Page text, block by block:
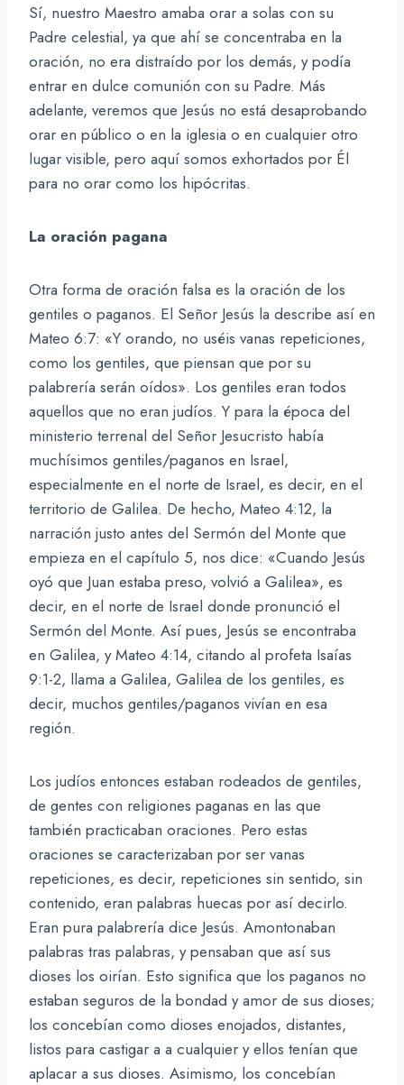
Sí, nuestro Maestro amaba orar a solas con su
Padre celestial, ya que ahí se concentraba en la
oración, no era distraído por los demás, y podía
entrar en dulce comunión con su Padre. Más
adelante, veremos que Jesús no está desaprobando
orar en público o en la iglesia o en cualquier otro
lugar visible, pero aquí somos exhortados por Él
para no orar como los hipócritas.
La oración pagana
Otra forma de oración falsa es la oración de los
gentiles o paganos. El Señor Jesús la describe así en
Mateo 6:7: «Y orando, no uséis vanas repeticiones,
como los gentiles, que piensan que por su
palabrería serán oídos». Los gentiles eran todos
aquellos que no eran judíos. Y para la época del
ministerio terrenal del Señor Jesucristo había
muchísimos gentiles/paganos en Israel,
especialmente en el norte de Israel, es decir, en el
territorio de Galilea. De hecho, Mateo 4:12, la
narración justo antes del Sermón del Monte que
empieza en el capítulo 5, nos dice: «Cuando Jesús
oyó que Juan estaba preso, volvió a Galilea», es
decir, en el norte de Israel donde pronunció el
Sermón del Monte. Así pues, Jesús se encontraba
en Galilea, y Mateo 4:14, citando al profeta Isaías
9:1-2, llama a Galilea, Galilea de los gentiles, es
decir, muchos gentiles/paganos vivían en esa
región.
Los judíos entonces estaban rodeados de gentiles,
de gentes con religiones paganas en las que
también practicaban oraciones. Pero estas
oraciones se caracterizaban por ser vanas
repeticiones, es decir, repeticiones sin sentido, sin
contenido, eran palabras huecas por así decirlo.
Eran pura palabrería dice Jesús. Amontonaban
palabras tras palabras, y pensaban que así sus
dioses los oirían. Esto significa que los paganos no
estaban seguros de la bondad y amor de sus dioses;
los concebían como dioses enojados, distantes,
listos para castigar a a cualquier y ellos tenían que
aplacar a sus dioses. Asimismo, los concebían